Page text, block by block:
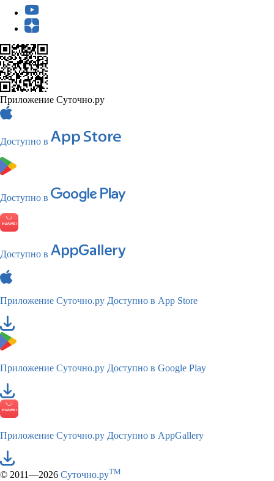
Приложение Суточно.ру
Доступно в
Доступно в
Доступно в
Приложение Суточно.ру Доступно в App Store
Приложение Суточно.ру Доступно в Google Play
Приложение Суточно.ру Доступно в AppGallery
© 2011—2026 Суточно.руTM